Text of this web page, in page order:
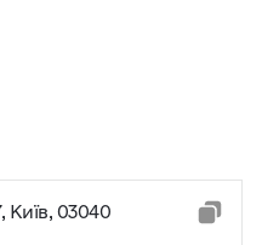
Київ, 03040